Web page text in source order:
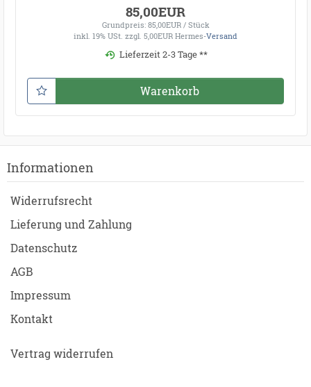
85,00EUR
Grundpreis: 85,00EUR / Stück
inkl. 19% USt. zzgl. 5,00EUR Hermes-Versand
Lieferzeit 2-3 Tage **
Warenkorb
Informationen
Widerrufsrecht
Lieferung und Zahlung
Datenschutz
AGB
Impressum
Kontakt
Vertrag widerrufen